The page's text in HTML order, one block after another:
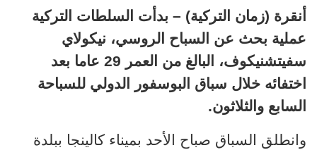
أنقرة (زمان التركية) – بدأت السلطات التركية
عملية بحث عن السباح الروسي، نيكولاي
سفيتشنيكوف
، البالغ من العمر 29 عاما بعد
اختفائه خلال سباق البوسفور الدولي للسباحة
السابع والثلاثون.
وانطلق السباق صباح الأحد بميناء كالينجا ببلدة